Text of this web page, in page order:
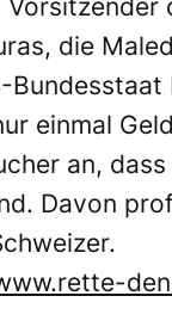
die
einmal
an,
Davon